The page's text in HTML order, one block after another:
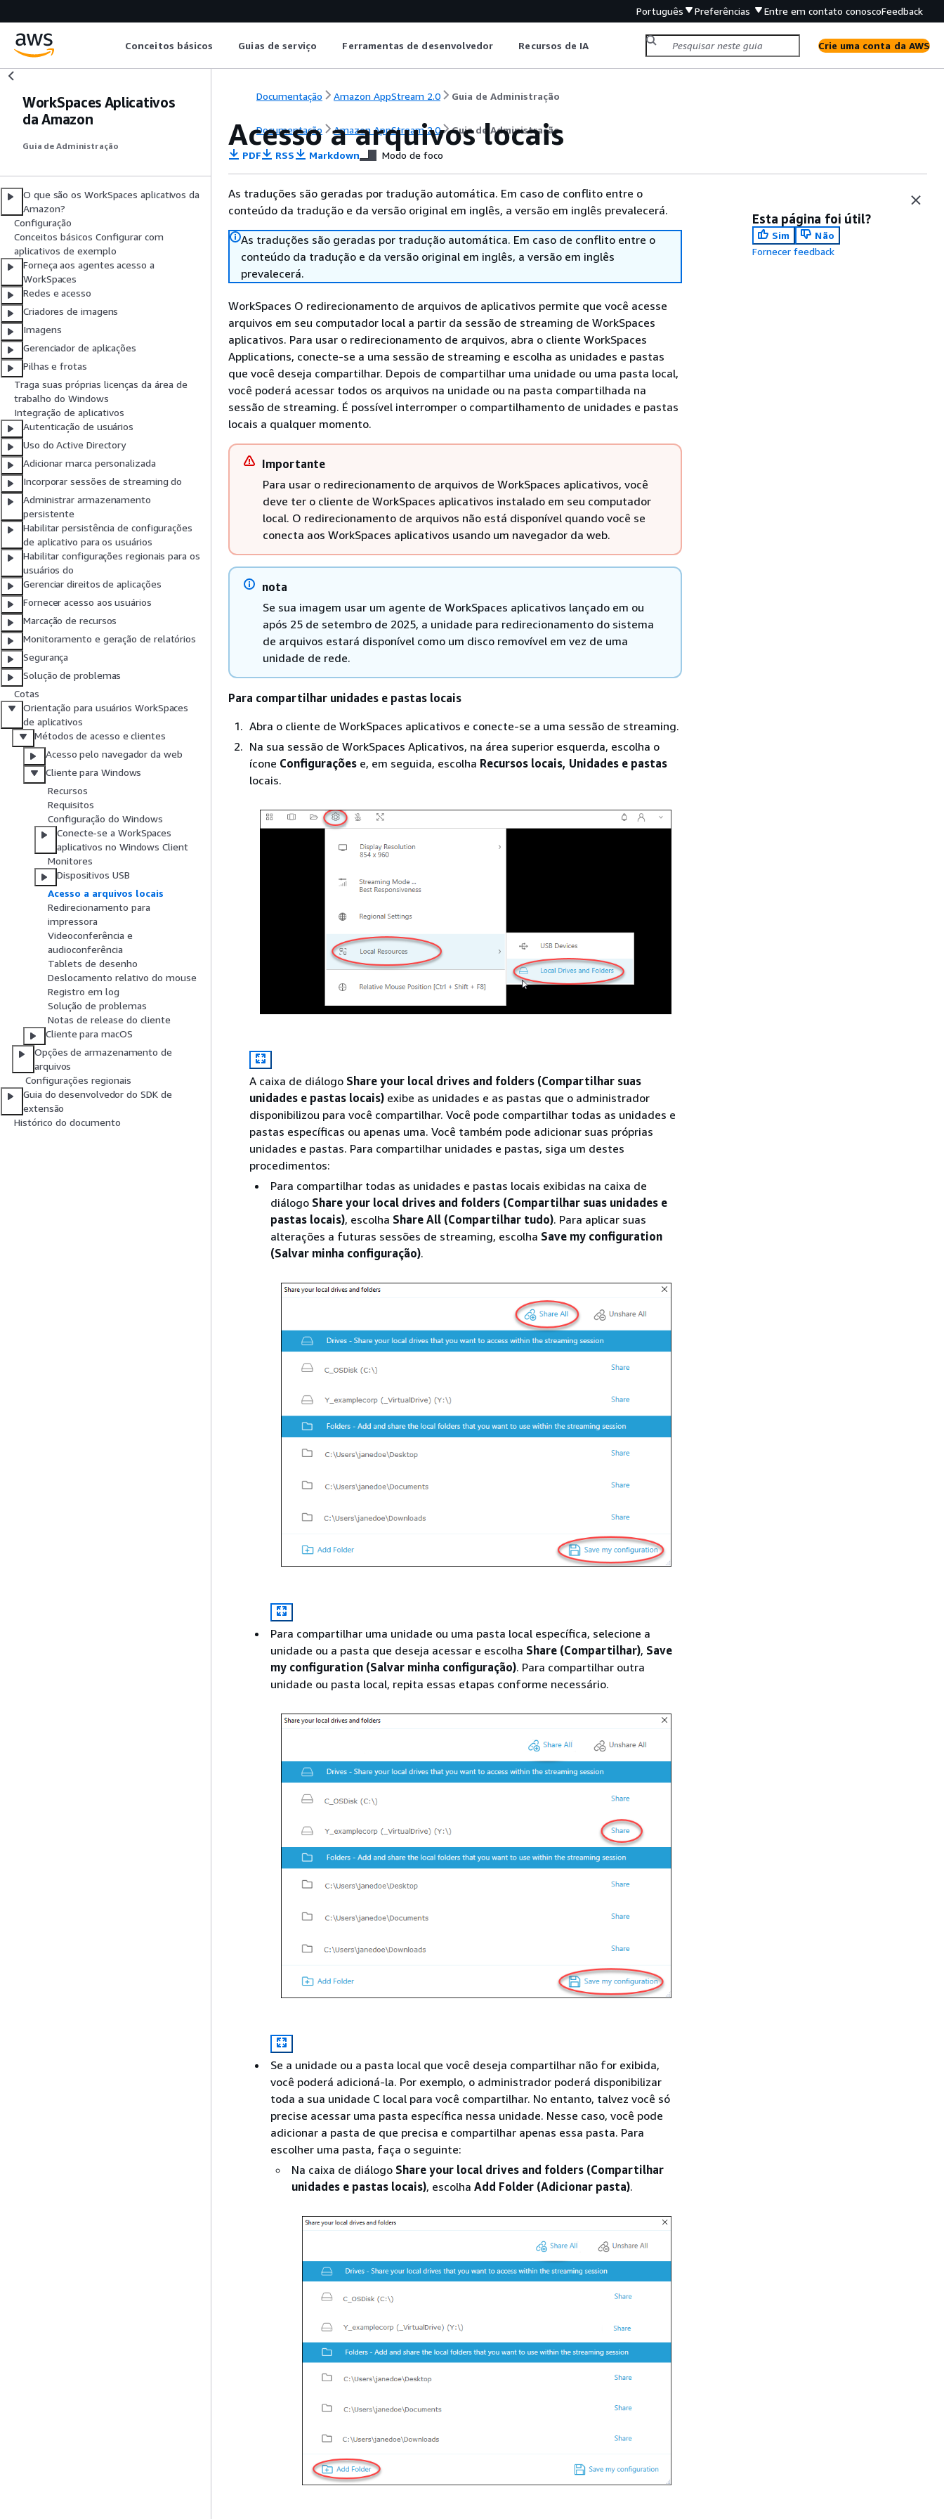
Português Preferências Entre em contato conoscoFeedback
Conceitos básicos Guias de serviço Ferramentas de desenvolvedor Recursos de IA Crie uma conta da AWS
WorkSpaces Aplicativos
da Amazon
Guia de Administração
O que são os WorkSpaces aplicativos da
Amazon?
Configuração
Conceitos básicos Configurar com
aplicativos de exemplo
Forneça aos agentes acesso a
WorkSpaces
Redes e acesso
Criadores de imagens
Imagens
Gerenciador de aplicações
Pilhas e frotas
Traga suas próprias licenças da área de
trabalho do Windows
Integração de aplicativos
Autenticação de usuários
Uso do Active Directory
Adicionar marca personalizada
Incorporar sessões de streaming do
Administrar armazenamento
persistente
Habilitar persistência de configurações
de aplicativo para os usuários
Habilitar configurações regionais para os
usuários do
Gerenciar direitos de aplicações
Fornecer acesso aos usuários
Marcação de recursos
Monitoramento e geração de relatórios
Segurança
Solução de problemas
Cotas
Orientação para usuários WorkSpaces
de aplicativos
Métodos de acesso e clientes
Acesso pelo navegador da web
Cliente para Windows
Recursos
Requisitos
Configuração do Windows
Conecte-se a WorkSpaces
aplicativos no Windows Client
Monitores
Dispositivos USB
Acesso a arquivos locais
Redirecionamento para
impressora
Videoconferência e
audioconferência
Tablets de desenho
Deslocamento relativo do mouse
Registro em log
Solução de problemas
Notas de release do cliente
Cliente para macOS
Opções de armazenamento de
arquivos
Configurações regionais
Guia do desenvolvedor do SDK de
extensão
Histórico do documento
Documentação Amazon AppStream 2.0 Guia de Administração
Documentação Amazon AppStream 2.0 Guia de Administração
Acesso a arquivos locais
PDF RSS Markdown Modo de foco
As traduções são geradas por tradução automática. Em caso de conflito entre o
conteúdo da tradução e da versão original em inglês, a versão em inglês prevalecerá.
As traduções são geradas por tradução automática. Em caso de conflito entre o
conteúdo da tradução e da versão original em inglês, a versão em inglês
prevalecerá.
WorkSpaces O redirecionamento de arquivos de aplicativos permite que você acesse
arquivos em seu computador local a partir da sessão de streaming de WorkSpaces
aplicativos. Para usar o redirecionamento de arquivos, abra o cliente WorkSpaces
Applications, conecte-se a uma sessão de streaming e escolha as unidades e pastas
que você deseja compartilhar. Depois de compartilhar uma unidade ou uma pasta local,
você poderá acessar todos os arquivos na unidade ou na pasta compartilhada na
sessão de streaming. É possível interromper o compartilhamento de unidades e pastas
locais a qualquer momento.
Importante
Para usar o redirecionamento de arquivos de WorkSpaces aplicativos, você
deve ter o cliente de WorkSpaces aplicativos instalado em seu computador
local. O redirecionamento de arquivos não está disponível quando você se
conecta aos WorkSpaces aplicativos usando um navegador da web.
nota
Se sua imagem usar um agente de WorkSpaces aplicativos lançado em ou
após 25 de setembro de 2025, a unidade para redirecionamento do sistema
de arquivos estará disponível como um disco removível em vez de uma
unidade de rede.
Para compartilhar unidades e pastas locais
Abra o cliente de WorkSpaces aplicativos e conecte-se a uma sessão de streaming.
Na sua sessão de WorkSpaces Aplicativos, na área superior esquerda, escolha o
ícone Configurações e, em seguida, escolha Recursos locais, Unidades e pastas
locais.
A caixa de diálogo Share your local drives and folders (Compartilhar suas
unidades e pastas locais) exibe as unidades e as pastas que o administrador
disponibilizou para você compartilhar. Você pode compartilhar todas as unidades e
pastas específicas ou apenas uma. Você também pode adicionar suas próprias
unidades e pastas. Para compartilhar unidades e pastas, siga um destes
procedimentos:
Para compartilhar todas as unidades e pastas locais exibidas na caixa de
diálogo Share your local drives and folders (Compartilhar suas unidades e
pastas locais), escolha Share All (Compartilhar tudo). Para aplicar suas
alterações a futuras sessões de streaming, escolha Save my configuration
(Salvar minha configuração).
Para compartilhar uma unidade ou uma pasta local específica, selecione a
unidade ou a pasta que deseja acessar e escolha Share (Compartilhar), Save
my configuration (Salvar minha configuração). Para compartilhar outra
unidade ou pasta local, repita essas etapas conforme necessário.
Se a unidade ou a pasta local que você deseja compartilhar não for exibida,
você poderá adicioná-la. Por exemplo, o administrador poderá disponibilizar
toda a sua unidade C local para você compartilhar. No entanto, talvez você só
precise acessar uma pasta específica nessa unidade. Nesse caso, você pode
adicionar a pasta de que precisa e compartilhar apenas essa pasta. Para
escolher uma pasta, faça o seguinte:
Na caixa de diálogo Share your local drives and folders (Compartilhar
unidades e pastas locais), escolha Add Folder (Adicionar pasta).
Esta página foi útil?
Sim
Não
Fornecer feedback